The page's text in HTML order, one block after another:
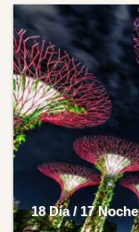
18 Día / 17 Noche